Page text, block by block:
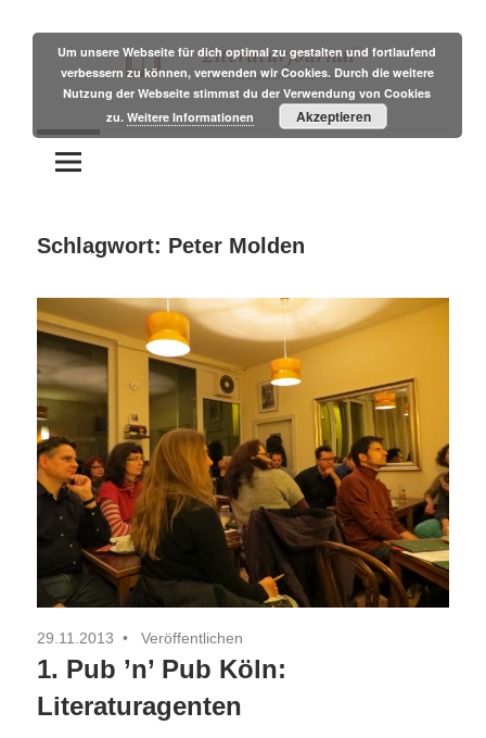
Inhalt
springen
Literaturjournal
Tipps
und
Branchennews
Schlagwort: Peter Molden
29.11.2013 Veröffentlichen
1. Pub ’n’ Pub Köln:
Literaturagenten
Um unsere Webseite für dich optimal zu gestalten und fortlaufend
verbessern zu können, verwenden wir Cookies. Durch die weitere
Nutzung der Webseite stimmst du der Verwendung von Cookies
zu.Weitere Informationen Akzeptieren